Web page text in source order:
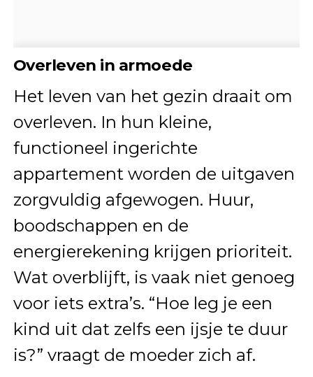
Overleven in armoede
Het leven van het gezin draait om
overleven. In hun kleine,
functioneel ingerichte
appartement worden de uitgaven
zorgvuldig afgewogen. Huur,
boodschappen en de
energierekening krijgen prioriteit.
Wat overblijft, is vaak niet genoeg
voor iets extra’s. “Hoe leg je een
kind uit dat zelfs een ijsje te duur
is?” vraagt de moeder zich af.